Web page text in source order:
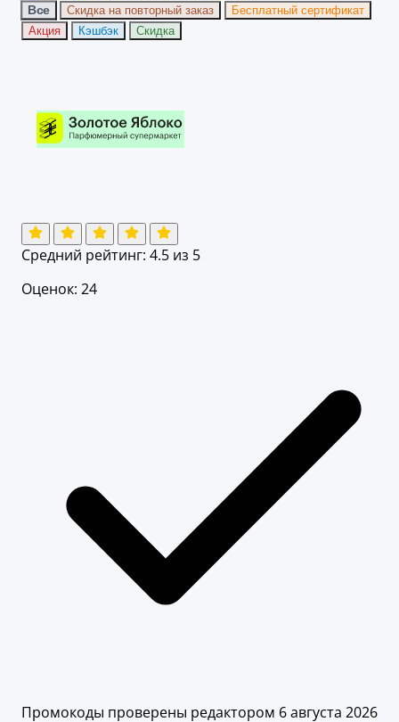
Все Скидка на повторный заказ
Бесплатный сертификат
Акция
Кэшбэк Скидка
Средний рейтинг: 4.5 из 5
Оценок: 24
Промокоды проверены редактором 6 августа 2026